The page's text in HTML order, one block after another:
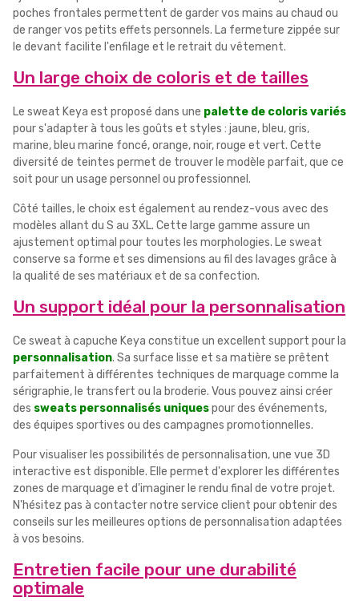
poches frontales permettent de garder vos mains au chaud ou
de ranger vos petits effets personnels. La fermeture zippée sur
le devant facilite l'enfilage et le retrait du vêtement.
Un large choix de coloris et de tailles
Le sweat Keya est proposé dans une palette de coloris variés
pour s'adapter à tous les goûts et styles : jaune, bleu, gris,
marine, bleu marine foncé, orange, noir, rouge et vert. Cette
diversité de teintes permet de trouver le modèle parfait, que ce
soit pour un usage personnel ou professionnel.
Côté tailles, le choix est également au rendez-vous avec des
modèles allant du S au 3XL. Cette large gamme assure un
ajustement optimal pour toutes les morphologies. Le sweat
conserve sa forme et ses dimensions au fil des lavages grâce à
la qualité de ses matériaux et de sa confection.
Un support idéal pour la personnalisation
Ce sweat à capuche Keya constitue un excellent support pour la
personnalisation. Sa surface lisse et sa matière se prêtent
parfaitement à différentes techniques de marquage comme la
sérigraphie, le transfert ou la broderie. Vous pouvez ainsi créer
des sweats personnalisés uniquespour des événements,
des équipes sportives ou des campagnes promotionnelles.
Pour visualiser les possibilités de personnalisation, une vue 3D
interactive est disponible. Elle permet d'explorer les différentes
zones de marquage et d'imaginer le rendu final de votre projet.
N'hésitez pas à contacter notre service client pour obtenir des
conseils sur les meilleures options de personnalisation adaptées
à vos besoins.
Entretien facile pour une durabilité
optimale